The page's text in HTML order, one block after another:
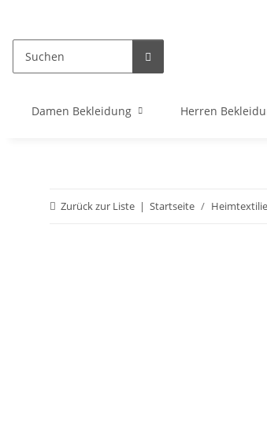
Damen Bekleidung Herren
Zurück zur Liste Startseite